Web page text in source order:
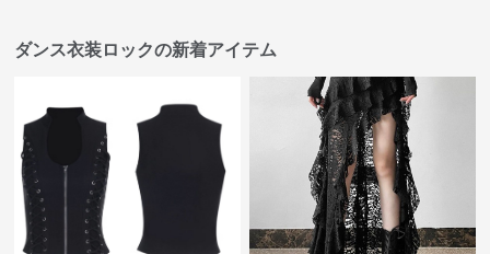
ダンス衣装ロックの新着アイテム